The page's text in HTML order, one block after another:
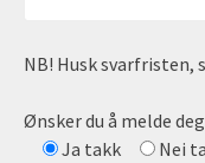
NB! Husk svarfristen,
Ønsker du å melde
Ja takk
Nei